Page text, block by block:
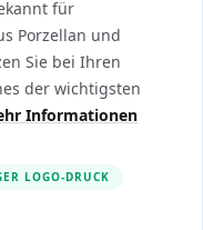
für
Porzellan und
Sie bei Ihren
der wichtigsten
Informationen
LOGO-DRUCK